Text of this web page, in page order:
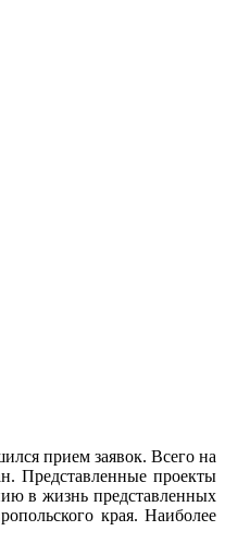
прием заявок. Всего на
Представленные проекты
в жизнь представленных
края. Наиболее